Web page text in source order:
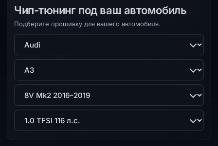
Чип-тюнинг под ваш автомобиль
Подберите прошивку для вашего автомобиля.
Марка
Модель
Поколение
Двигатель